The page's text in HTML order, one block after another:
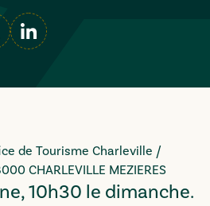
de Tourisme Charleville /
CHARLEVILLE MEZIERES
10h30 le dimanche.